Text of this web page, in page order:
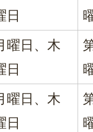
日
曜日、木
日
曜日、木
日